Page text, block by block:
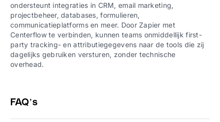
ondersteunt integraties in CRM, email marketing,
projectbeheer, databases, formulieren,
communicatieplatforms en meer. Door Zapier met
Centerflow te verbinden, kunnen teams onmiddellijk first-
party tracking- en attributiegegevens naar de tools die zij
dagelijks gebruiken versturen, zonder technische
overhead.
FAQ’s